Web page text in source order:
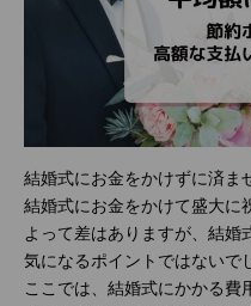
結婚式にお金をかけずに済ま
結婚式にお金をかけて盛大に
よって差はありますが、結婚
気になるポイントではないで
ここでは、結婚式にかかる費